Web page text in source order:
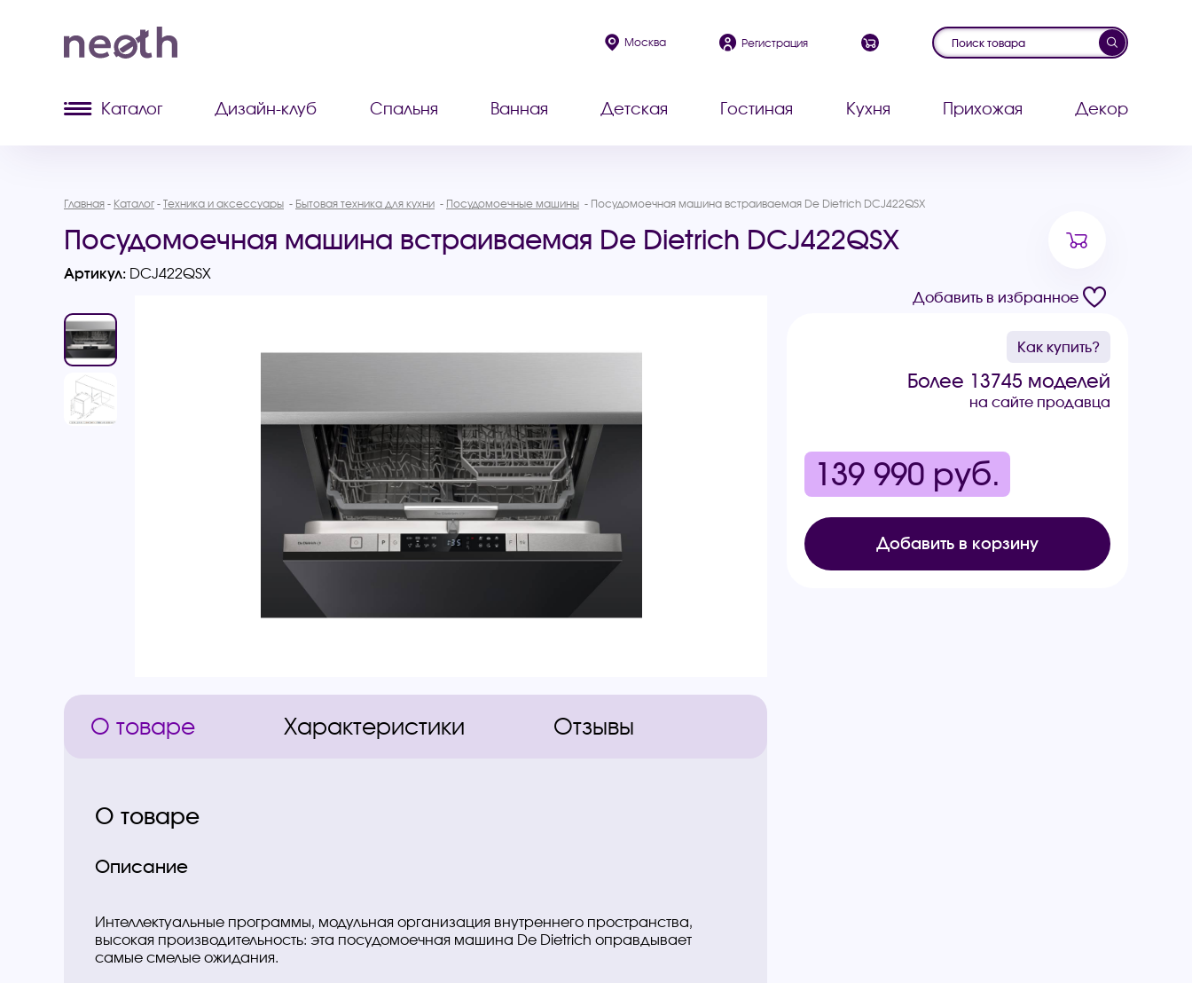
Москва Регистрация
Каталог Дизайн-клуб Спальня Ванная Детская Гостиная Кухня Прихожая Декор
Главная Каталог Техника и аксессуары Бытовая техника для кухни Посудомоечные машины Посудомоечная машина встраиваемая De Dietrich DCJ422QSX
Посудомоечная машина встраиваемая De Dietrich DCJ422QSX
Артикул: DCJ422QSX
Добавить в избранное
Как купить?
Более 13745 моделей
на сайте продавца
139 990 руб.
Добавить в корзину
О товаре Характеристики Отзывы
О товаре
Описание
Интеллектуальные программы, модульная организация внутреннего пространства,
высокая производительность: эта посудомоечная машина De Dietrich оправдывает
самые смелые ожидания.